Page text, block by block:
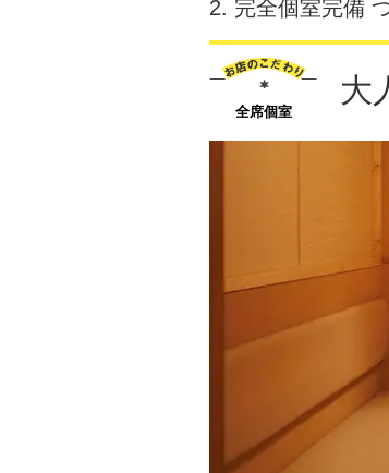
2. 完全個室完備
全席個室
大